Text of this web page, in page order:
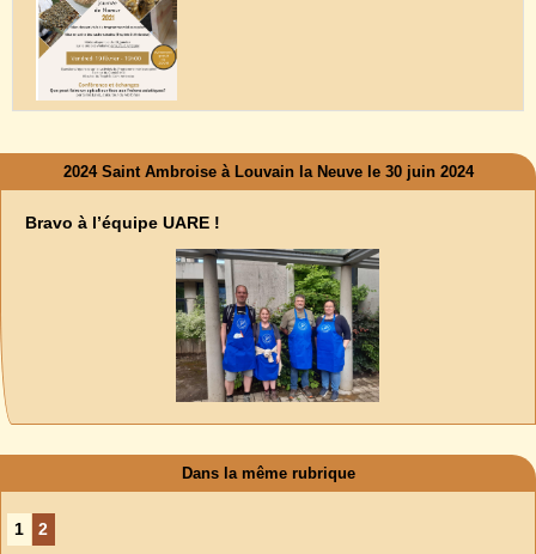
2024 Saint Ambroise à Louvain la Neuve le 30 juin 2024
Bravo à l’équipe UARE !
Dans la même rubrique
1 2